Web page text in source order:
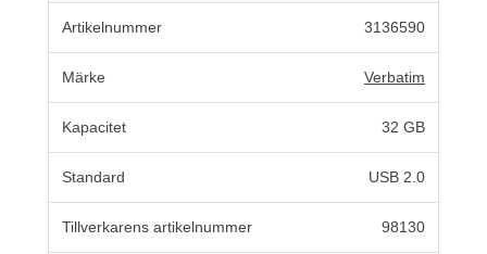
Artikelnummer 3136590
Märke Verbatim
Kapacitet 32 GB
Standard USB 2.0
Tillverkarens artikelnummer 98130